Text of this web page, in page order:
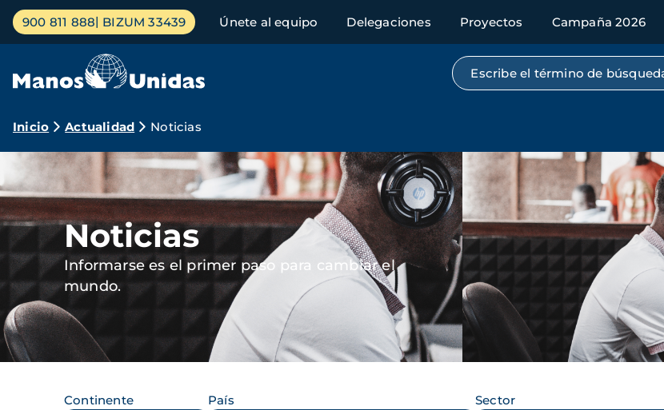
Pasar
contenido
Menú
principal
900 811 888 BIZUM 33439 Únete al equipo Delegaciones Proyectos Campaña 2026
Búsqueda por texto completo
Ruta
de
navegación
Inicio Actualidad Noticias
Imagen Imagen
Noticias
Informarse es el primer paso para cambiar el
mundo.
Continente País Sector